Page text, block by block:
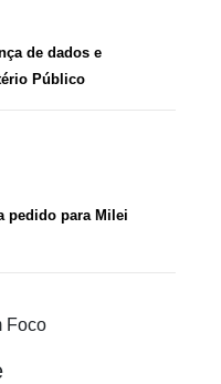
de dados e
Público
pedido para Milei